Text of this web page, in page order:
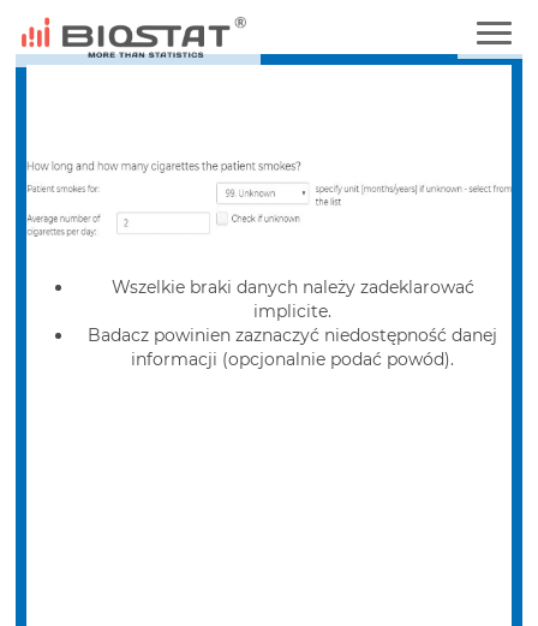
Wszelkie braki danych należy zadeklarować
implicite.
Badacz powinien zaznaczyć niedostępność danej
informacji (opcjonalnie podać powód).